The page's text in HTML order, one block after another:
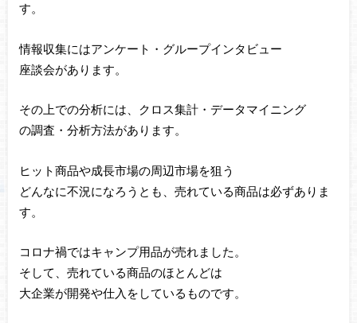
す。
情報収集にはアンケート・グループインタビュー
座談会があります。
その上での分析には、クロス集計・データマイニング
の調査・分析方法があります。
ヒット商品や成長市場の周辺市場を狙う
どんなに不況になろうとも、売れている商品は必ずありま
す。
コロナ禍ではキャンプ用品が売れました。
そして、売れている商品のほとんどは
大企業が開発や仕入をしているものです。